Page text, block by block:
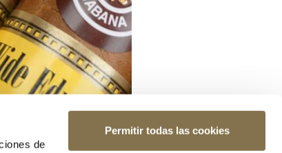
de
Permitir todas las cookies